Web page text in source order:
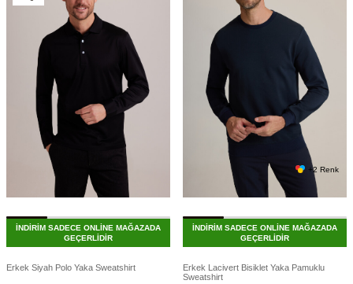
İNDİRİM SADECE ONLİNE MAĞAZADA
GEÇERLİDİR
Erkek Siyah Polo Yaka Sweatshirt
+2 Renk
İNDİRİM SADECE ONLİNE MAĞAZADA
GEÇERLİDİR
Erkek Lacivert Bisiklet Yaka Pamuklu
Sweatshirt